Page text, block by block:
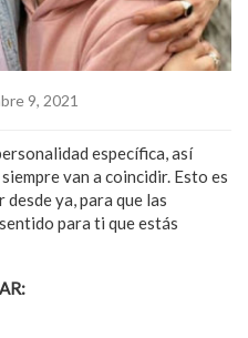
9, 2021
específica, así
van a coincidir. Esto es
ya, para que las
para ti que estás